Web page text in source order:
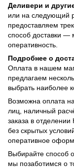
Деливери и
или на следующий
предоставляем
способ доставки —
оперативность.
Подробнее о
Оплата в нашем
предлагаем
выбрать наиболее
Возможна оплата
лиц, наличный
заказа в
без скрытых
оперативное
Выбирайте способ
мы позаботимся о